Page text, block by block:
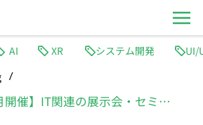
AI XR
システム開発
/
【2023年1月〜4月開催】IT関連の展示会・セミナーまとめ